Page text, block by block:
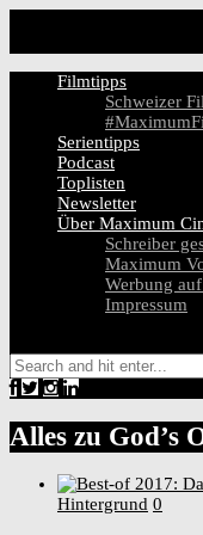
Filmtipps
Schweizer
Serientipps
Podcast
Toplisten
Newsletter
Über Maximum
Schreiber
Maximum
Werbung
Impressum
Alles zu God’s
Hintergrund 0